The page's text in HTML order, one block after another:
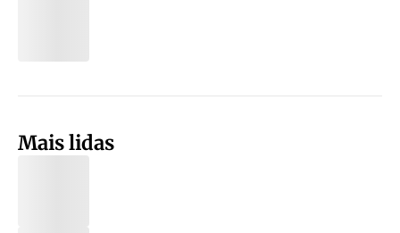
Mais lidas